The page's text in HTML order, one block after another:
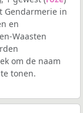
Gendarmerie in
en
Waasten
om de naam
tonen.